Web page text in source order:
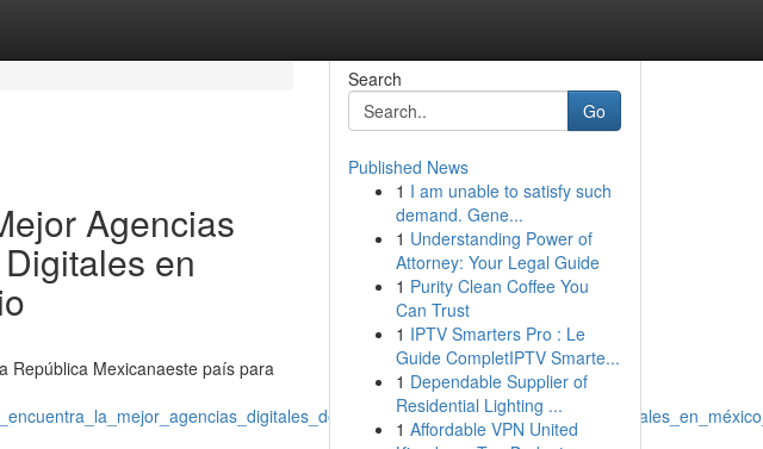
Agencias
en
República Mexicanaeste país para
Search
Go
Published News
1 I am unable to satisfy such
demand. Gene...
1 Understanding Power of
Attorney: Your Legal Guide
1 Purity Clean Coffee You
Can Trust
1 IPTV Smarters Pro : Le
Guide CompletIPTV Smarte...
1 Dependable Supplier of
Residential Lighting ...
1 Affordable VPN United